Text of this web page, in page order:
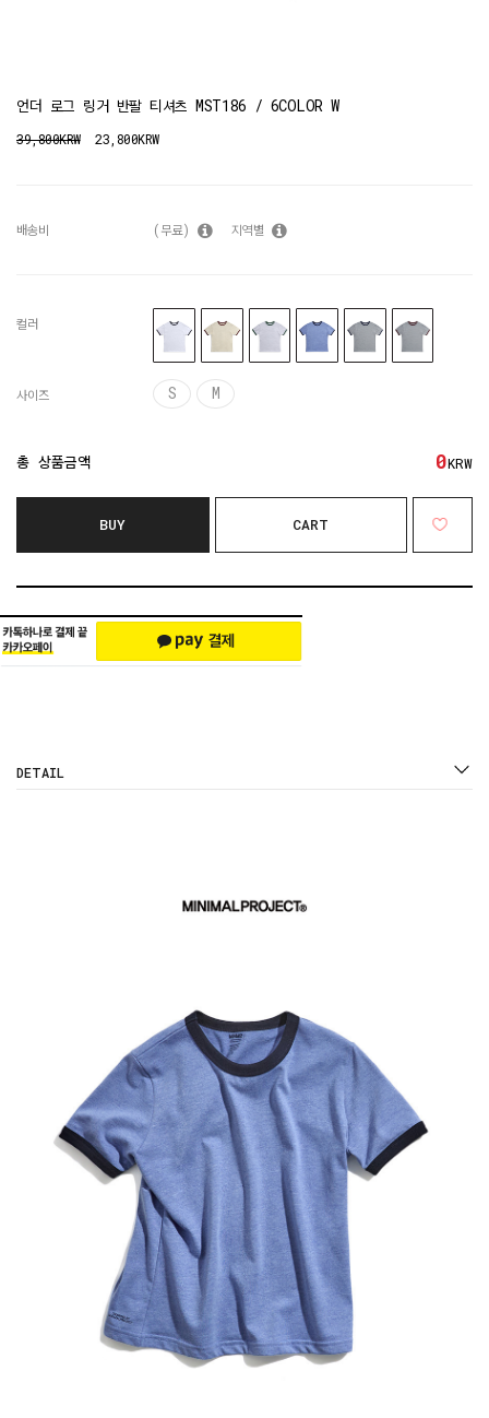
언더 로그 링거 반팔 티셔츠 MST186 / 6COLOR W
39,800KRW 23,800KRW
배송비 (무료) 지역별
컬러
사이즈 S M
총 상품금액 0KRW
BUY CART
DETAIL